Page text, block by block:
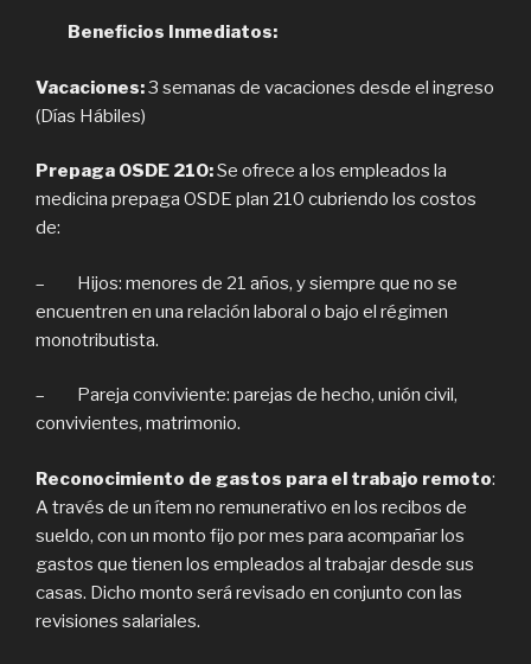
Beneficios Inmediatos:
Vacaciones:3 semanas de vacaciones desde el ingreso
(Días Hábiles)
Prepaga OSDE 210:Se ofrece a los empleados la
medicina prepaga OSDE plan 210 cubriendo los costos
de:
– Hijos: menores de 21 años, y siempre que no se
encuentren en una relación laboral o bajo el régimen
monotributista.
– Pareja conviviente: parejas de hecho, unión civil,
convivientes, matrimonio.
Reconocimiento de gastos para el trabajo remoto:
A través de un ítem no remunerativo en los recibos de
sueldo, con un monto fijo por mes para acompañar los
gastos que tienen los empleados al trabajar desde sus
casas. Dicho monto será revisado en conjunto con las
revisiones salariales.